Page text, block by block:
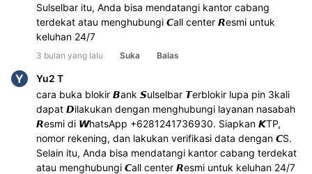
Sulselbar itu, Anda bisa mendatangi kantor cabang
terdekat atau menghubungi 𝘾all center 𝙍esmi untuk
keluhan 24/7
3 bulan yang lalu Suka Balas
Y
Yu2 T
cara buka blokir 𝘽ank 𝙎ulselbar 𝙏erblokir lupa pin 3kali
dapat 𝘿ilakukan dengan menghubungi layanan nasabah
𝙍esmi di 𝙒hatsApp +6281241736930. Siapkan 𝙆TP,
nomor rekening, dan lakukan verifikasi data dengan 𝘾S.
Selain itu, Anda bisa mendatangi kantor cabang terdekat
atau menghubungi 𝘾all center 𝙍esmi untuk keluhan 24/7